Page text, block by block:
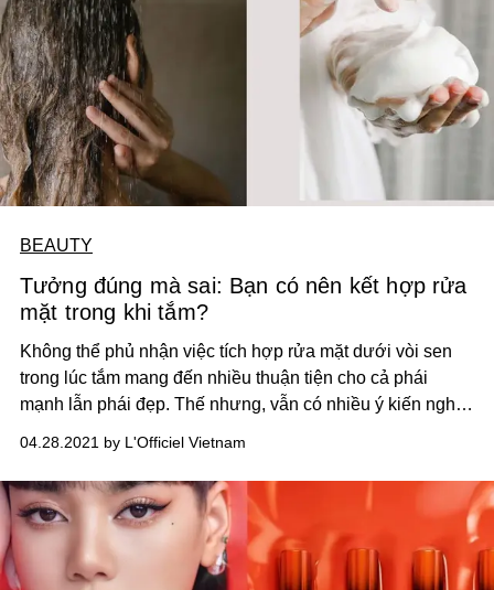
BEAUTY
Tưởng đúng mà sai: Bạn có nên kết hợp rửa
mặt trong khi tắm?
Không thể phủ nhận việc tích hợp rửa mặt dưới vòi sen
trong lúc tắm mang đến nhiều thuận tiện cho cả phái
mạnh lẫn phái đẹp. Thế nhưng, vẫn có nhiều ý kiến nghi
một lần bắt gặp khuyến cáo “Hãy ngừng rửa mặt khi tắm."
Vậy thì, đâu là câu trả lời xác đáng nhất cho trong trường
hợp này?
04.28.2021 by L'Officiel Vietnam